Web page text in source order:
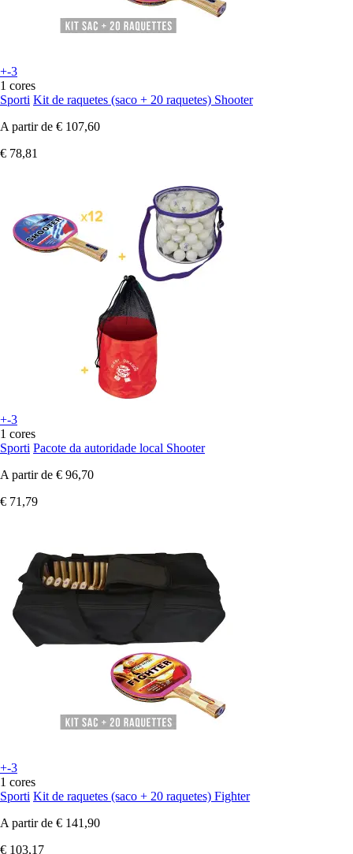
+-3
1 cores
Sporti Kit de raquetes (saco + 20 raquetes) Shooter
A partir de € 107,60
€ 78,81
+-3
1 cores
Sporti Pacote da autoridade local Shooter
A partir de € 96,70
€ 71,79
+-3
1 cores
Sporti Kit de raquetes (saco + 20 raquetes) Fighter
A partir de € 141,90
€ 103,17